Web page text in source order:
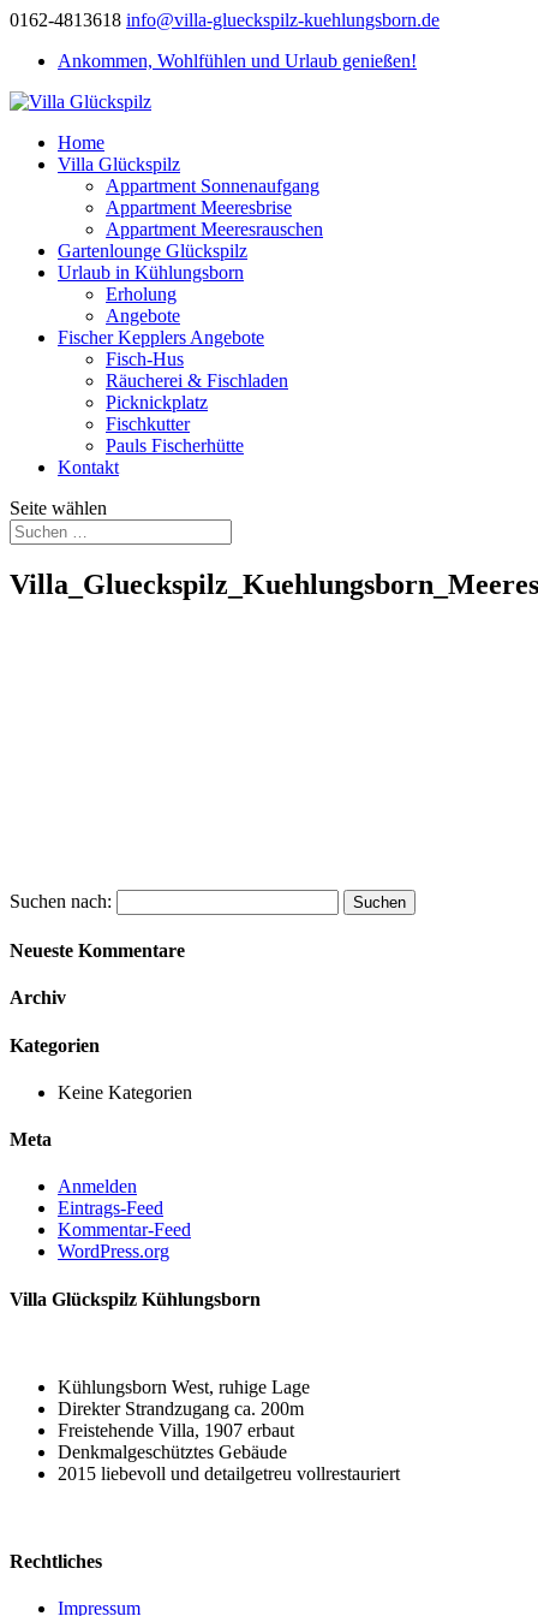
0162-4813618 info@villa-glueckspilz-kuehlungsborn.de
Ankommen, Wohlfühlen und Urlaub genießen!
Home
Villa Glückspilz
Appartment Sonnenaufgang
Appartment Meeresbrise
Appartment Meeresrauschen
Gartenlounge Glückspilz
Urlaub in Kühlungsborn
Erholung
Angebote
Fischer Kepplers Angebote
Fisch-Hus
Räucherei & Fischladen
Picknickplatz
Fischkutter
Pauls Fischerhütte
Kontakt
Seite wählen
Suchen nach:
Neueste Kommentare
Archiv
Kategorien
Keine Kategorien
Meta
Anmelden
Eintrags-Feed
Kommentar-Feed
WordPress.org
Villa Glückspilz Kühlungsborn
Kühlungsborn West, ruhige Lage
Direkter Strandzugang ca. 200m
Freistehende Villa, 1907 erbaut
Denkmalgeschütztes Gebäude
2015 liebevoll und detailgetreu vollrestauriert
Rechtliches
Impressum